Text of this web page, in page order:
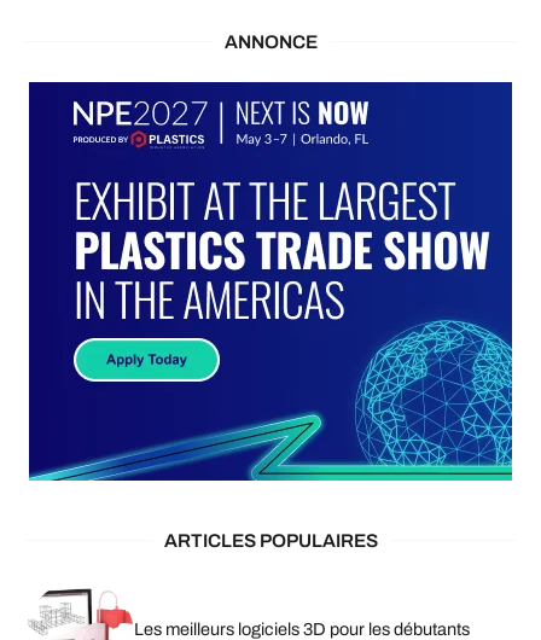
ANNONCE
ARTICLES POPULAIRES
Les meilleurs logiciels 3D pour les débutants